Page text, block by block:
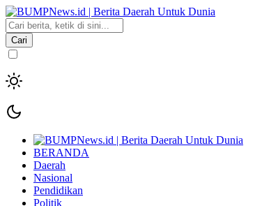
Cari
BERANDA
Daerah
Nasional
Pendidikan
Politik